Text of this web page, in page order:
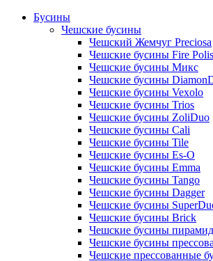
Бусины
Чешские бусины
Чешский Жемчуг Preciosa
Чешские бусины Fire
Чешские бусины Микс
Чешские бусины
Чешские бусины Vexolo
Чешские бусины Trios
Чешские бусины ZoliDuo
Чешские бусины Cali
Чешские бусины Tile
Чешские бусины Es-O
Чешские бусины Emma
Чешские бусины Tango
Чешские бусины Dagger
Чешские бусины
Чешские бусины Brick
Чешские бусины
Чешские бусины
Чешские прессованные